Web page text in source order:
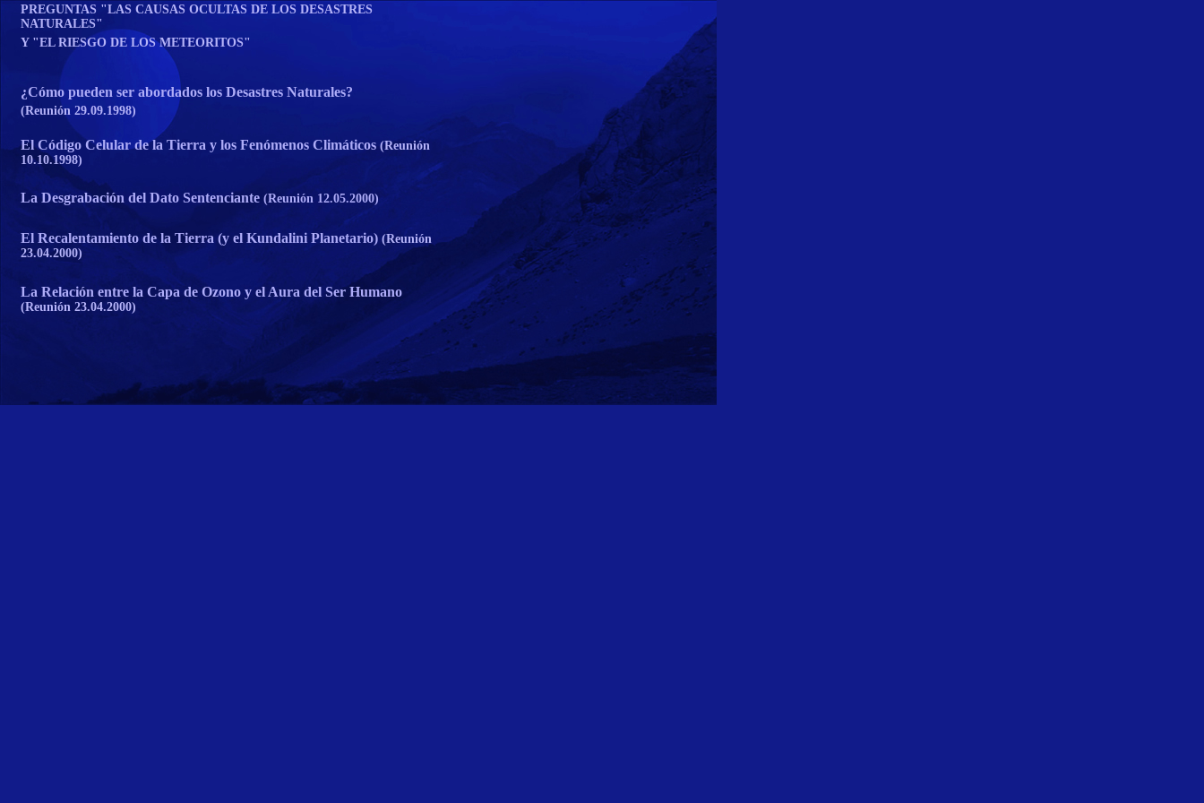
PREGUNTAS "LAS CAUSAS OCULTAS DE LOS DESASTRES
NATURALES"
Y "EL RIESGO DE LOS METEORITOS"
¿Cómo pueden ser abordados los Desastres Naturales?
(Reunión 29.09.1998)
El Código Celular de la Tierra y los Fenómenos Climáticos (Reunión
10.10.1998)
La Desgrabación del Dato Sentenciante (Reunión 12.05.2000)
El Recalentamiento de la Tierra (y el Kundalini Planetario) (Reunión
23.04.2000)
La Relación entre la Capa de Ozono y el Aura del Ser Humano
(Reunión 23.04.2000)